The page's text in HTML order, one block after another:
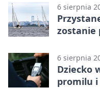
6 sierpnia
zostanie
6 sierpnia
Dziecko
promilu